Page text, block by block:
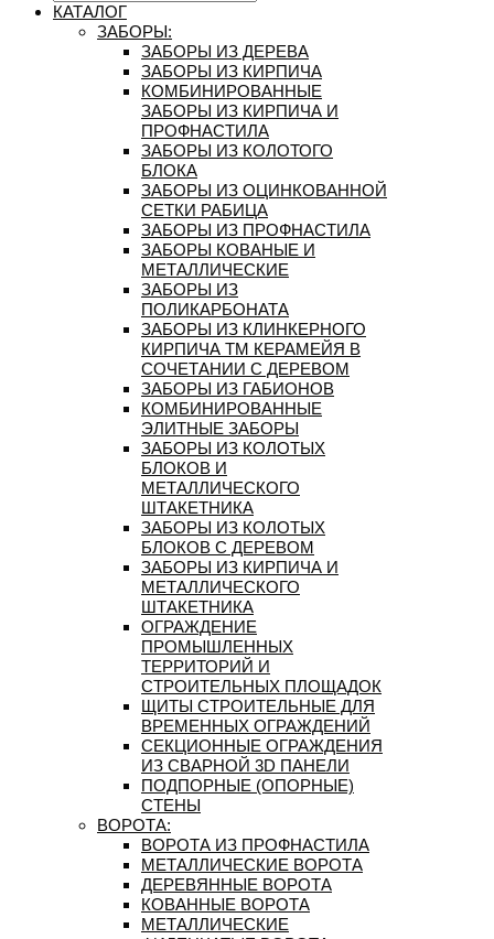
КАТАЛОГ
ЗАБОРЫ:
ЗАБОРЫ ИЗ ДЕРЕВА
ЗАБОРЫ ИЗ КИРПИЧА
КОМБИНИРОВАННЫЕ
ЗАБОРЫ ИЗ КИРПИЧА И
ПРОФНАСТИЛА
ЗАБОРЫ ИЗ КОЛОТОГО
БЛОКА
ЗАБОРЫ ИЗ ОЦИНКОВАННОЙ
СЕТКИ РАБИЦА
ЗАБОРЫ ИЗ ПРОФНАСТИЛА
ЗАБОРЫ КОВАНЫЕ И
МЕТАЛЛИЧЕСКИЕ
ЗАБОРЫ ИЗ
ПОЛИКАРБОНАТА
ЗАБОРЫ ИЗ КЛИНКЕРНОГО
КИРПИЧА ТМ КЕРАМЕЙЯ В
СОЧЕТАНИИ С ДЕРЕВОМ
ЗАБОРЫ ИЗ ГАБИОНОВ
КОМБИНИРОВАННЫЕ
ЭЛИТНЫЕ ЗАБОРЫ
ЗАБОРЫ ИЗ КОЛОТЫХ
БЛОКОВ И
МЕТАЛЛИЧЕСКОГО
ШТАКЕТНИКА
ЗАБОРЫ ИЗ КОЛОТЫХ
БЛОКОВ С ДЕРЕВОМ
ЗАБОРЫ ИЗ КИРПИЧА И
МЕТАЛЛИЧЕСКОГО
ШТАКЕТНИКА
ОГРАЖДЕНИЕ
ПРОМЫШЛЕННЫХ
ТЕРРИТОРИЙ И
СТРОИТЕЛЬНЫХ ПЛОЩАДОК
ЩИТЫ СТРОИТЕЛЬНЫЕ ДЛЯ
ВРЕМЕННЫХ ОГРАЖДЕНИЙ
СЕКЦИОННЫЕ ОГРАЖДЕНИЯ
ИЗ СВАРНОЙ 3D ПАНЕЛИ
ПОДПОРНЫЕ (ОПОРНЫЕ)
СТЕНЫ
ВОРОТА:
ВОРОТА ИЗ ПРОФНАСТИЛА
МЕТАЛЛИЧЕСКИЕ ВОРОТА
ДЕРЕВЯННЫЕ ВОРОТА
КОВАННЫЕ ВОРОТА
МЕТАЛЛИЧЕСКИЕ